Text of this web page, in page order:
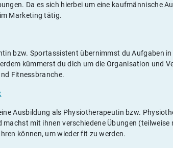
Da es sich hierbei um eine kaufmännische
Marketing tätig.
bzw. Sportassistent übernimmst du Aufgaben
kümmerst du dich um die Organisation und
Fitnessbranche.
Ausbildung als Physiotherapeutin bzw.
machst mit ihnen verschiedene Übungen (teilweise
können, um wieder fit zu werden.